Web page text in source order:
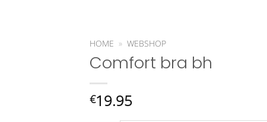
HOME » WEBSHOP
Comfort bra bh
€19.95